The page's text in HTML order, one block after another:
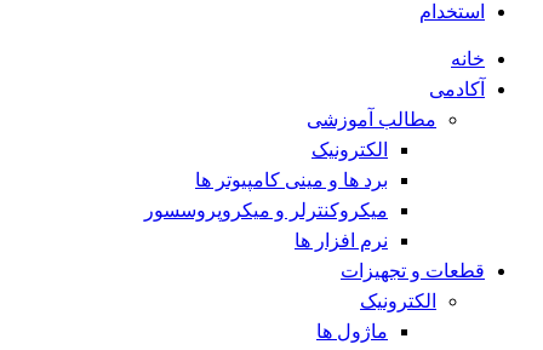
استخدام
خانه
آکادمی
مطالب آموزشی
الکترونیک
برد ها و مینی کامپیوتر ها
میکروکنترلر و میکروپروسسور
نرم افزار ها
قطعات و تجهیزات
الکترونیک
ماژول ها